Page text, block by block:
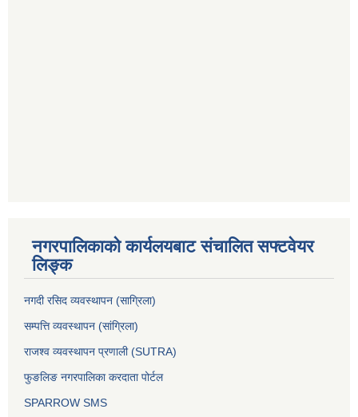
नगरपालिकाको कार्यलयबाट संचालित सफ्टवेयर
लिङ्क
नगदी रसिद व्यवस्थापन (साग्रिला)
सम्पत्ति व्यवस्थापन (सांग्रिला)
राजश्व व्यवस्थापन प्रणाली (SUTRA)
फुङलिङ नगरपालिका करदाता पोर्टल
SPARROW SMS